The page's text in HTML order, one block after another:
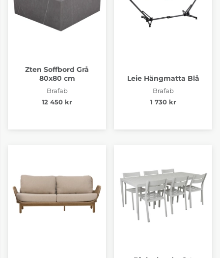
Zten Soffbord Grå
80x80 cm
Brafab
12 450 kr
Leie Hängmatta Blå
Brafab
1 730 kr